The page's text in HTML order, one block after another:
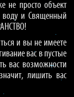
не просто объект
воду и Священный
и вы не имеете
вас в пустые
вас возможности
лишить вас